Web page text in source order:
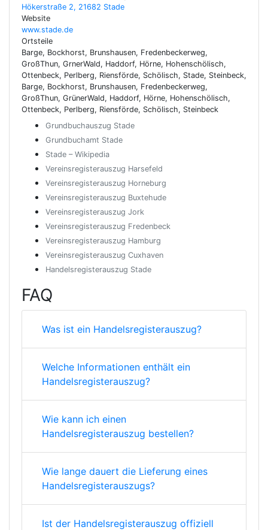
Hökerstraße 2, 21682 Stade
Website
www.stade.de
Ortsteile
Barge, Bockhorst, Brunshausen, Fredenbeckerweg,
GroßThun, GrnerWald, Haddorf, Hörne, Hohenschölisch,
Ottenbeck, Perlberg, Riensförde, Schölisch, Stade, Steinbeck,
Barge, Bockhorst, Brunshausen, Fredenbeckerweg,
GroßThun, GrünerWald, Haddorf, Hörne, Hohenschölisch,
Ottenbeck, Perlberg, Riensförde, Schölisch, Steinbeck
Grundbuchauszug Stade
Grundbuchamt Stade
Stade – Wikipedia
Vereinsregisterauszug Harsefeld
Vereinsregisterauszug Horneburg
Vereinsregisterauszug Buxtehude
Vereinsregisterauszug Jork
Vereinsregisterauszug Fredenbeck
Vereinsregisterauszug Hamburg
Vereinsregisterauszug Cuxhaven
Handelsregisterauszug Stade
FAQ
Was ist ein Handelsregisterauszug?
Welche Informationen enthält ein
Handelsregisterauszug?
Wie kann ich einen
Handelsregisterauszug bestellen?
Wie lange dauert die Lieferung eines
Handelsregisterauszugs?
Ist der Handelsregisterauszug offiziell